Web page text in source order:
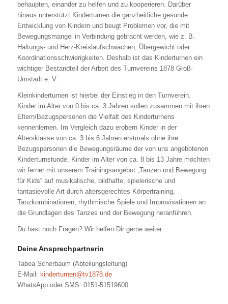
behaupten, einander zu helfen und zu kooperieren. Darüber
hinaus unterstützt Kinderturnen die ganzheitliche gesunde
Entwicklung von Kindern und beugt Problemen vor, die mit
Bewegungsmangel in Verbindung gebracht werden, wie z. B.
Haltungs- und Herz-Kreislaufschwächen, Übergewicht oder
Koordinationsschwierigkeiten. Deshalb ist das Kinderturnen ein
wichtiger Bestandteil der Arbeit des Turnvereins 1878 Groß-
Umstadt e. V.
Kleinkinderturnen ist hierbei der Einstieg in den Turnverein.
Kinder im Alter von 0 bis ca. 3 Jahren sollen zusammen mit ihren
Eltern/Bezugspersonen die Vielfalt des Kinderturnens
kennenlernen. Im Vergleich dazu erobern Kinder in der
Altersklasse von ca. 3 bis 6 Jahren erstmals ohne ihre
Bezugspersonen die Bewegungsräume der von uns angebotenen
Kinderturnstunde. Kinder im Alter von ca. 8 bis 13 Jahre möchten
wir ferner mit unserem Trainingsangebot „Tanzen und Bewegung
für Kids“ auf musikalische, bildhafte, spielerische und
fantasievolle Art durch altersgerechtes Körpertraining,
Tanzkombinationen, rhythmische Spiele und Improvisationen an
die Grundlagen des Tanzes und der Bewegung heranführen.
Du hast noch Fragen? Wir helfen Dir gerne weiter.
Deine Ansprechpartnerin
Tabea Scherbaum (Abteilungsleitung)
E-Mail: kinderturnen@tv1878.de
WhatsApp oder SMS: 0151-51519600